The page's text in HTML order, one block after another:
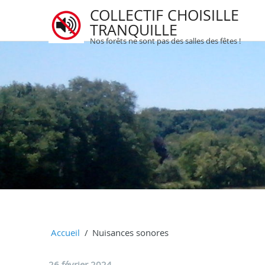
COLLECTIF CHOISILLE
TRANQUILLE
Nos forêts ne sont pas des salles des fêtes !
Accueil Nuisances sonores